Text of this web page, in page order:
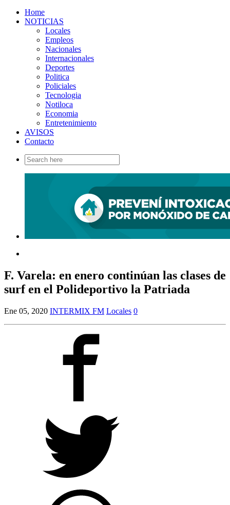
Home
NOTICIAS
Locales
Empleos
Nacionales
Internacionales
Deportes
Politica
Policiales
Tecnologia
Notiloca
Economia
Entretenimiento
AVISOS
Contacto
Search
for:
F. Varela: en enero continúan las clases de
surf en el Polideportivo la Patriada
Ene 05, 2020 INTERMIX FM Locales 0